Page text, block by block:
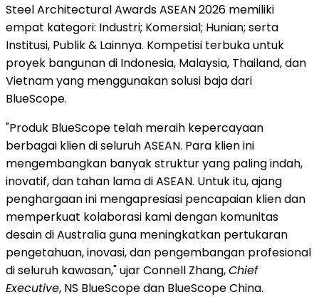
Steel Architectural Awards ASEAN 2026 memiliki
empat kategori: Industri; Komersial; Hunian; serta
Institusi, Publik & Lainnya. Kompetisi terbuka untuk
proyek bangunan di Indonesia, Malaysia, Thailand, dan
Vietnamyang menggunakan solusi baja dari
BlueScope.
"Produk BlueScope telah meraih kepercayaan
berbagai klien di seluruh ASEAN. Para klien ini
mengembangkan banyak struktur yang paling indah,
inovatif, dan tahan lama di ASEAN. Untuk itu, ajang
penghargaan ini mengapresiasi pencapaian klien dan
memperkuat kolaborasi kami dengan komunitas
desain diAustraliaguna meningkatkan pertukaran
pengetahuan, inovasi, dan pengembangan profesional
di seluruh kawasan," ujarConnell Zhang,Chief
Executive, NS BlueScope dan BlueScope China.